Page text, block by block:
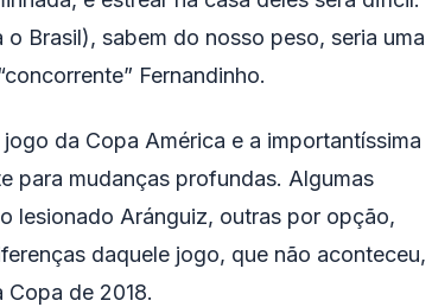
Brasil), sabem do nosso peso, seria uma
Fernandinho.
da Copa América e a importantíssima
para mudanças profundas. Algumas
lesionado Aránguiz, outras por opção,
daquele jogo, que não aconteceu,
Copa de 2018.